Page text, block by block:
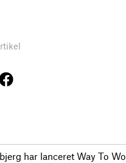
har lanceret Way To